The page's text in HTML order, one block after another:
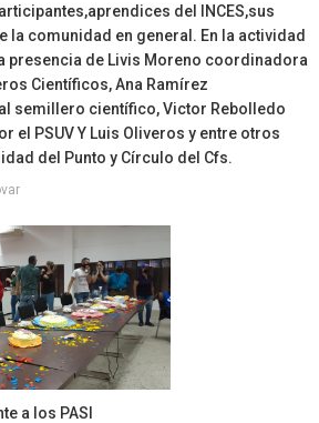
del INCES,sus
comunidad en general. En la actividad
presencia de Livis Moreno coordinadora
Científicos, Ana Ramírez
semillero científico, Victor Rebolledo
el PSUV Y Luis Oliveros y entre otros
del Punto y Círculo del Cfs.
a los PASI